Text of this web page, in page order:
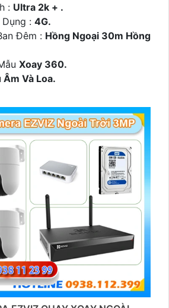
: Ultra 2k + .
: 4G.
Đêm : Hồng Ngoại 30m Hồng
Xoay 360.
Âm Và Loa.